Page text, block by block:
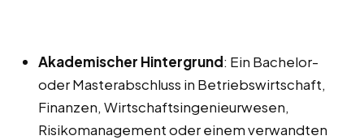
Akademischer Hintergrund: Ein Bachelor-
oder Masterabschluss in Betriebswirtschaft,
Finanzen, Wirtschaftsingenieurwesen,
Risikomanagement oder einem verwandten